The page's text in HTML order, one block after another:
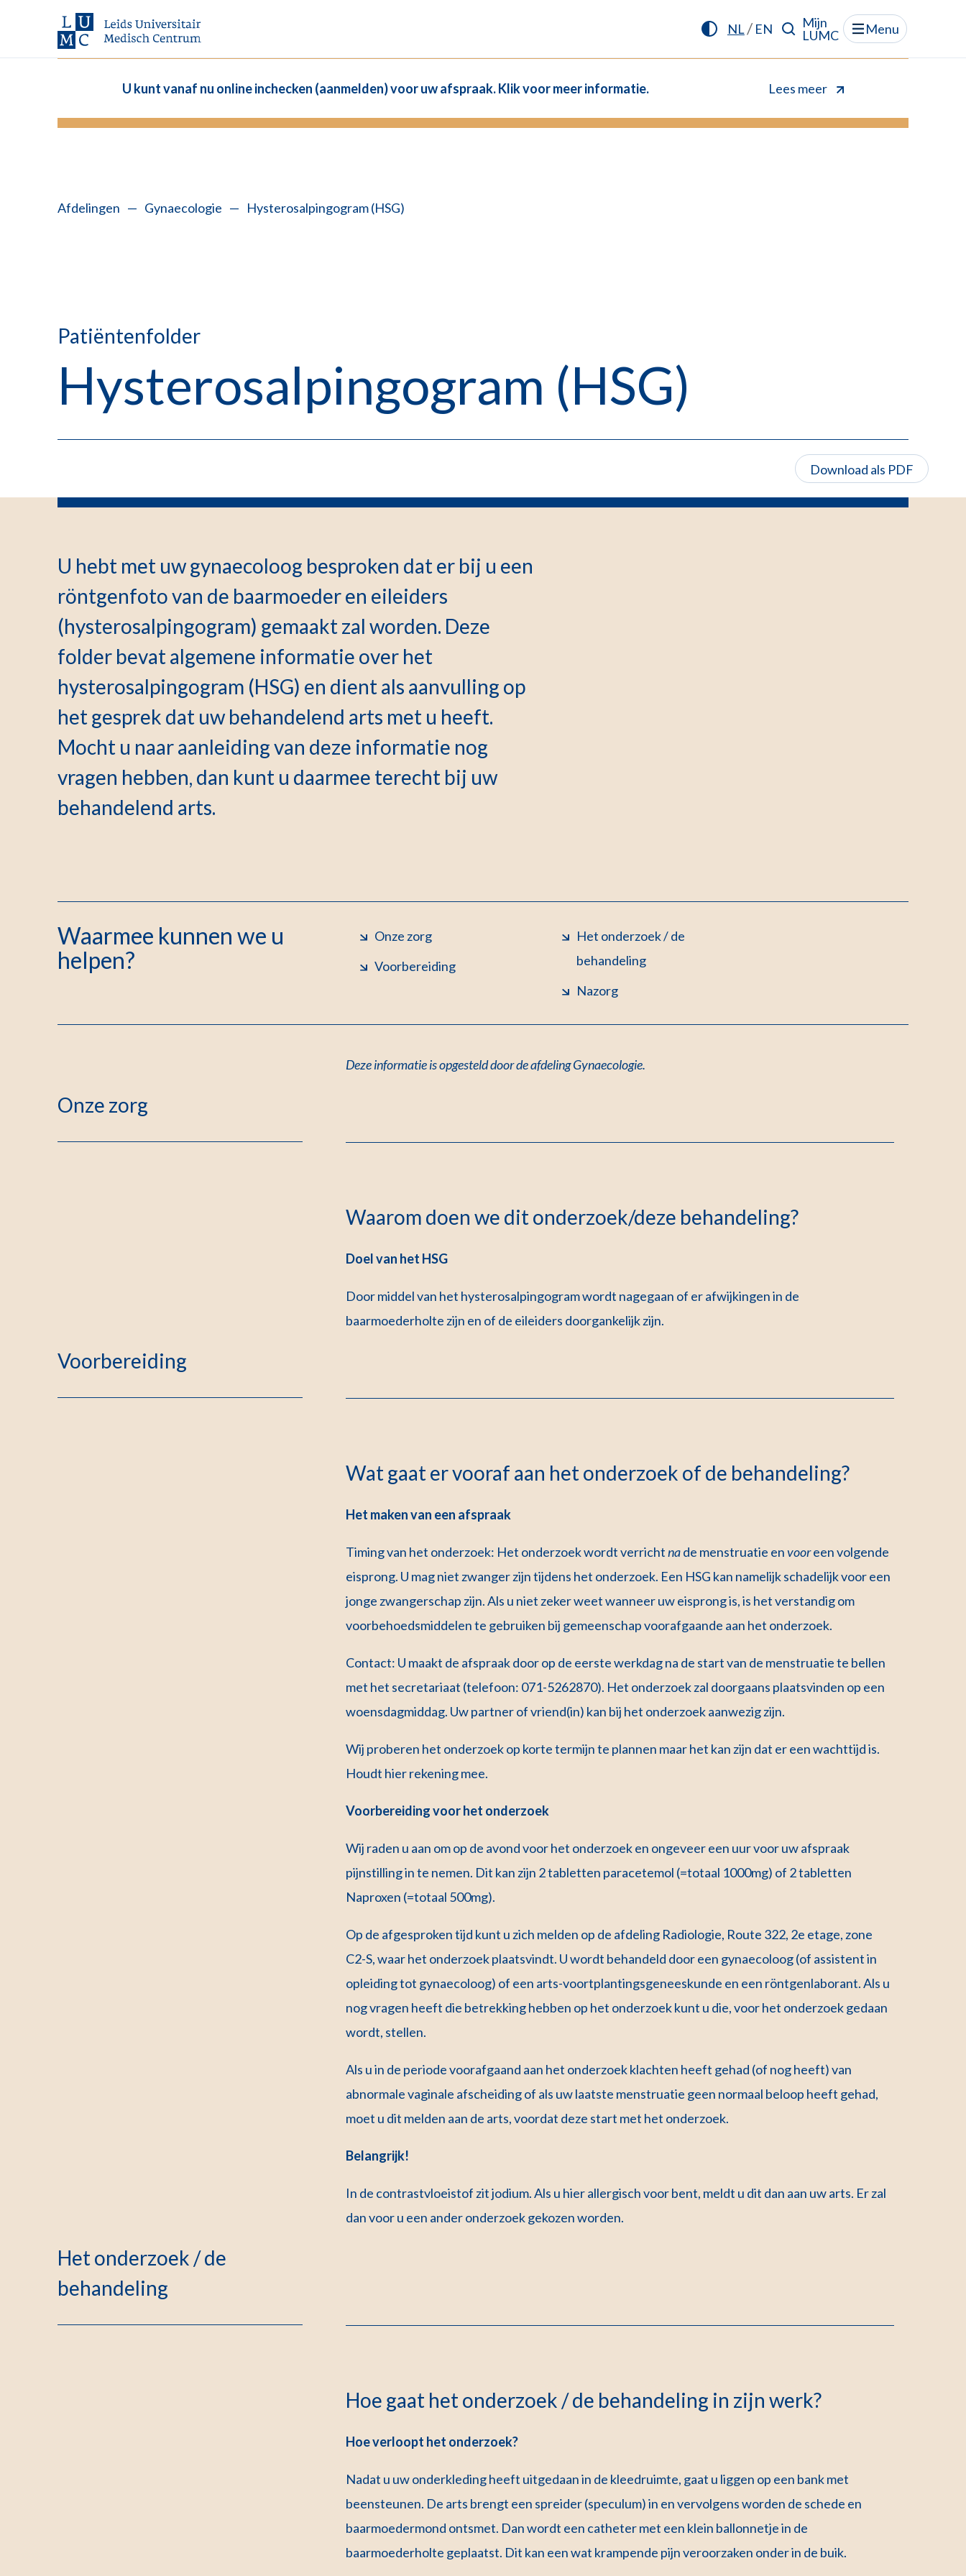
NL/ EN
Mijn
LUMC
Menu
U kunt vanaf nu online inchecken (aanmelden) voor uw afspraak. Klik voor meer informatie. Lees meer
Afdelingen — Gynaecologie — Hysterosalpingogram (HSG)
Patiëntenfolder
Hysterosalpingogram (HSG)
Download als PDF
U hebt met uw gynaecoloog besproken dat er bij u een
röntgenfoto van de baarmoeder en eileiders
(hysterosalpingogram) gemaakt zal worden. Deze
folder bevat algemene informatie over het
hysterosalpingogram (HSG) en dient als aanvulling op
het gesprek dat uw behandelend arts met u heeft.
Mocht u naar aanleiding van deze informatie nog
vragen hebben, dan kunt u daarmee terecht bij uw
behandelend arts.
Waarmee kunnen we u
helpen?
Onze zorg
Voorbereiding
Het onderzoek / de
behandeling
Nazorg
Deze informatie is opgesteld doorde afdeling Gynaecologie.
Onze zorg
Waarom doen we dit onderzoek/deze behandeling?
Doel van het HSG
Door middel van het hysterosalpingogram wordt nagegaan of er afwijkingen in de
baarmoederholte zijn en of de eileiders doorgankelijk zijn.
Voorbereiding
Wat gaat er vooraf aan het onderzoek of de behandeling?
Het maken van een afspraak
Timing van het onderzoek: Het onderzoek wordt verrichtnade menstruatie envooreen volgende
eisprong. U mag niet zwanger zijn tijdens het onderzoek. Een HSG kan namelijk schadelijk voor een
jonge zwangerschap zijn. Als u niet zeker weet wanneer uw eisprong is, is het verstandig om
voorbehoedsmiddelen te gebruiken bij gemeenschap voorafgaande aan het onderzoek.
Contact: U maakt de afspraak door op de eerste werkdag na de start van de menstruatie te bellen
met het secretariaat (telefoon: 071-5262870). Het onderzoek zal doorgaans plaatsvinden op een
woensdagmiddag. Uw partner of vriend(in) kan bij het onderzoek aanwezig zijn.
Wij proberen het onderzoek op korte termijn te plannen maar het kan zijn dat er een wachttijd is.
Houdt hier rekening mee.
Voorbereiding voor het onderzoek
Wij raden u aan om op de avond voor het onderzoek en ongeveer een uur voor uw afspraak
pijnstilling in te nemen. Dit kan zijn 2 tabletten paracetemol (=totaal 1000mg) of 2 tabletten
Naproxen (=totaal 500mg).
Op de afgesproken tijd kunt u zich melden op de afdeling Radiologie, Route 322, 2e etage, zone
C2-S, waar het onderzoek plaatsvindt. U wordt behandeld door een gynaecoloog (of assistent in
opleiding tot gynaecoloog) of een arts-voortplantingsgeneeskunde en een röntgenlaborant. Als u
nog vragen heeft die betrekking hebben op het onderzoek kunt u die, voor het onderzoek gedaan
wordt, stellen.
Als u in de periode voorafgaand aan het onderzoek klachten heeft gehad (of nog heeft) van
abnormale vaginale afscheiding of als uw laatste menstruatie geen normaal beloop heeft gehad,
moet u dit melden aan de arts, voordat deze start met het onderzoek.
Belangrijk!
In de contrastvloeistof zit jodium. Als u hier allergisch voor bent, meldt u dit dan aan uw arts. Er zal
dan voor u een ander onderzoek gekozen worden.
Het onderzoek / de
behandeling
Hoe gaat het onderzoek / de behandeling in zijn werk?
Hoe verloopt het onderzoek?
Nadat u uw onderkleding heeft uitgedaan in de kleedruimte, gaat u liggen op een bank met
beensteunen. De arts brengt een spreider (speculum) in en vervolgens worden de schede en
baarmoedermond ontsmet. Dan wordt een catheter met een klein ballonnetje in de
baarmoederholte geplaatst. Dit kan een wat krampende pijn veroorzaken onder in de buik.